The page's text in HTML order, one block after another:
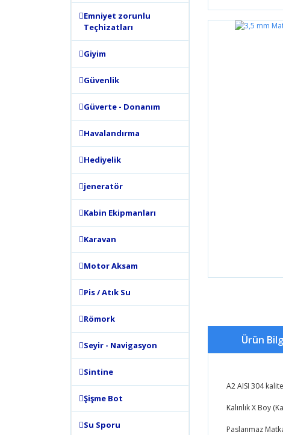
Emniyet zorunlu
Teçhizatları
Giyim
Güvenlik
Güverte - Donanım
Havalandırma
Hediyelik
jeneratör
Kabin Ekipmanları
Karavan
Motor Aksam
Pis / Atık Su
Römork
Seyir - Navigasyon
Sintine
Şişme Bot
Su Sporu
Ürün
A2 AISI 304
Kalınlık X Boy
Paslanmaz